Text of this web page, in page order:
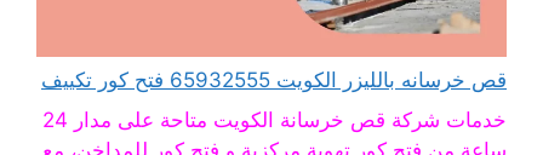
قص خرسانه بالليزر الكويت 65932555 فتح كور تكييف
خدمات شركة قص خرسانة الكويت متاحة على مدار 24